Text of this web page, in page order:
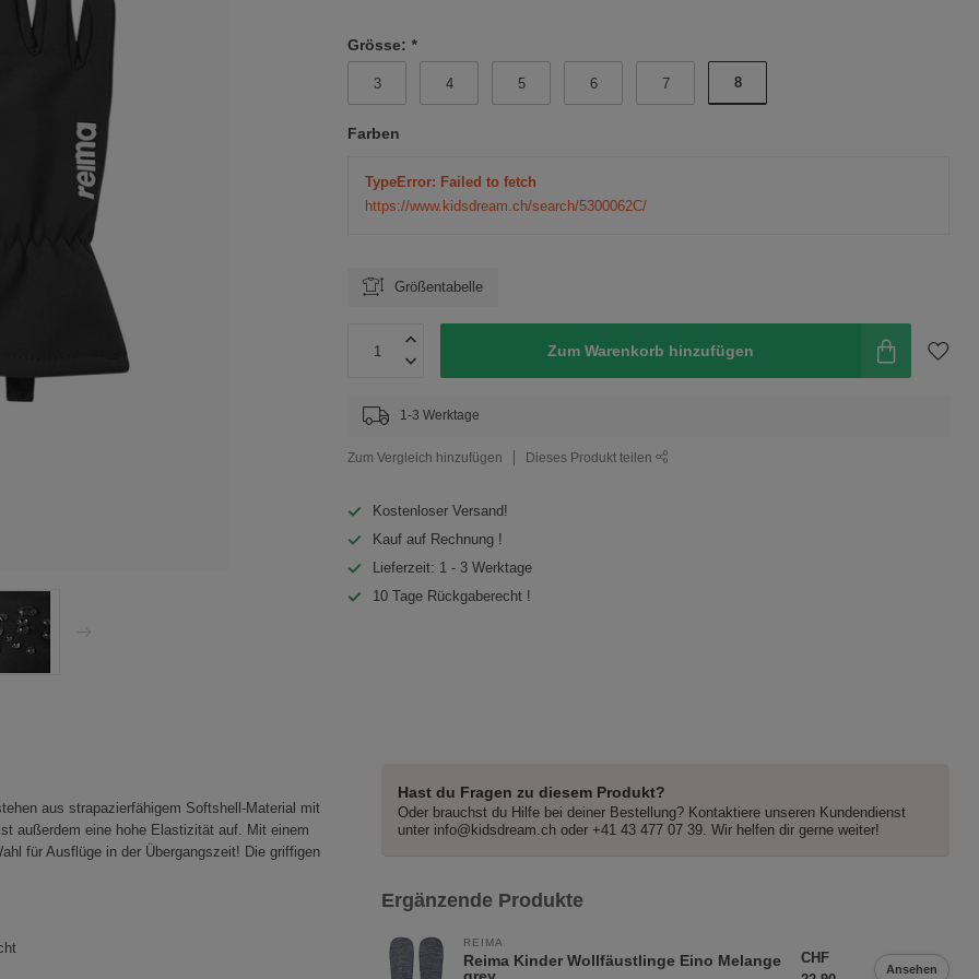
Grösse: *
3 4 5 6 7 8
Farben
TypeError: Failed to fetch
https://www.kidsdream.ch/search/5300062C/
Größentabelle
Zum Warenkorb hinzufügen
1-3 Werktage
Zum Vergleich hinzufügen Dieses Produkt teilen
Kostenloser Versand!
Kauf auf Rechnung !
Lieferzeit: 1 - 3 Werktage
10 Tage Rückgaberecht !
aus strapazierfähigem Softshell-Material mit
außerdem eine hohe Elastizität auf. Mit einem
für Ausflüge in der Übergangszeit! Die griffigen
Hast du Fragen zu diesem Produkt?
Oder brauchst du Hilfe bei deiner Bestellung? Kontaktiere unseren Kundendienst
unter info@kidsdream.ch oder +41 43 477 07 39. Wir helfen dir gerne weiter!
Ergänzende Produkte
REIMA
Reima Kinder Wollfäustlinge Eino Melange
CHF
Ansehen